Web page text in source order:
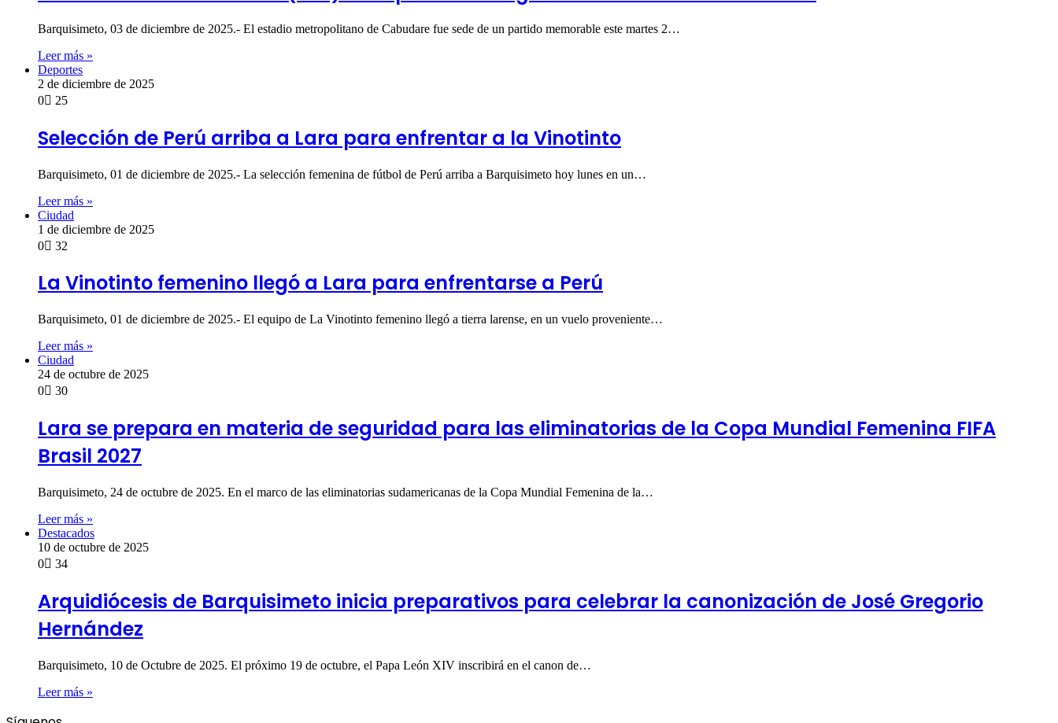
Barquisimeto, 03 de diciembre de 2025.- El estadio metropolitano de Cabudare fue sede de un partido memorable este martes 2…
Leer más »
Deportes
2 de diciembre de 2025
0
25
Selección de Perú arriba a Lara para enfrentar a la Vinotinto
Barquisimeto, 01 de diciembre de 2025.- La selección femenina de fútbol de Perú arriba a Barquisimeto hoy lunes en un…
Leer más »
Ciudad
1 de diciembre de 2025
0
32
La Vinotinto femenino llegó a Lara para enfrentarse a Perú
Barquisimeto, 01 de diciembre de 2025.- El equipo de La Vinotinto femenino llegó a tierra larense, en un vuelo proveniente…
Leer más »
Ciudad
24 de octubre de 2025
0
30
Lara se prepara en materia de seguridad para las eliminatorias de la Copa Mundial Femenina FIFA
Brasil 2027
Barquisimeto, 24 de octubre de 2025. En el marco de las eliminatorias sudamericanas de la Copa Mundial Femenina de la…
Leer más »
Destacados
10 de octubre de 2025
0
34
Arquidiócesis de Barquisimeto inicia preparativos para celebrar la canonización de José Gregorio
Hernández
Barquisimeto, 10 de Octubre de 2025. El próximo 19 de octubre, el Papa León XIV inscribirá en el canon de…
Leer más »